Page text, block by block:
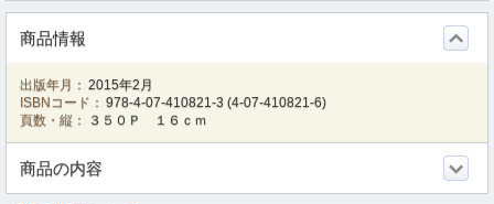
商品情報
出版年月： 2015年2月
ISBNコード： 978-4-07-410821-3 (4-07-410821-6)
頁数・縦：
３５０Ｐ １６ｃｍ
商品の内容